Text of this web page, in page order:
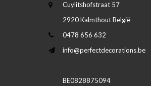
Cuylitshofstraat 57
2920 Kalmthout België
0478 656 632
info@perfectdecorations.be
BE0828875094